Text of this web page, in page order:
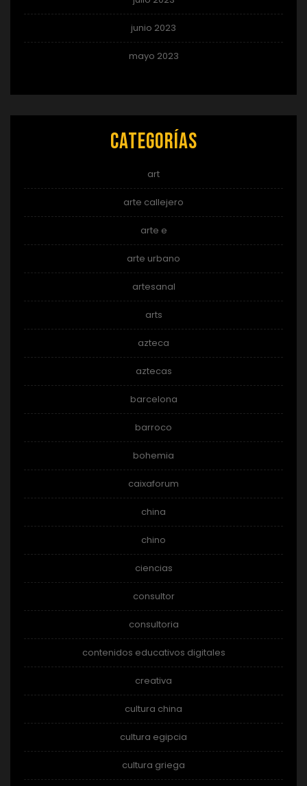
junio 2023
mayo 2023
Categorías
art
arte callejero
arte e
arte urbano
artesanal
arts
azteca
aztecas
barcelona
barroco
bohemia
caixaforum
china
chino
ciencias
consultor
consultoria
contenidos educativos digitales
creativa
cultura china
cultura egipcia
cultura griega